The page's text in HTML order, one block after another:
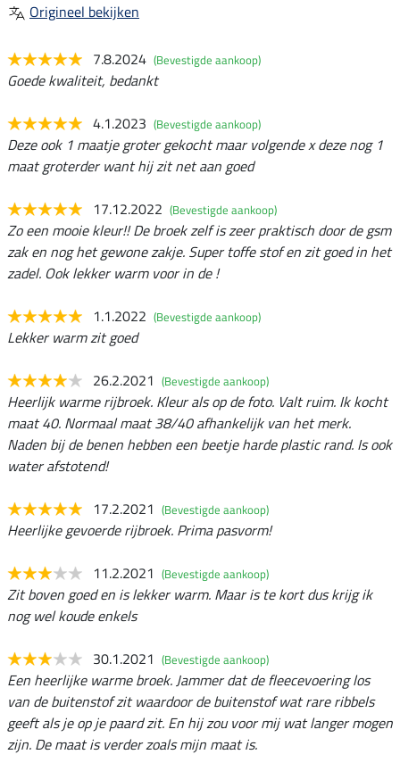
Origineel bekijken
7.8.2024 (Bevestigde aankoop)
Goede kwaliteit, bedankt
4.1.2023 (Bevestigde aankoop)
Deze ook 1 maatje groter gekocht maar volgende x deze nog 1
maat groterder want hij zit net aan goed
17.12.2022 (Bevestigde aankoop)
Zo een mooie kleur!! De broek zelf is zeer praktisch door de gsm
zak en nog het gewone zakje. Super toffe stof en zit goed in het
zadel. Ook lekker warm voor in de !
1.1.2022 (Bevestigde aankoop)
Lekker warm zit goed
26.2.2021 (Bevestigde aankoop)
Heerlijk warme rijbroek. Kleur als op de foto. Valt ruim. Ik kocht
maat 40. Normaal maat 38/40 afhankelijk van het merk.
Naden bij de benen hebben een beetje harde plastic rand. Is ook
water afstotend!
17.2.2021 (Bevestigde aankoop)
Heerlijke gevoerde rijbroek. Prima pasvorm!
11.2.2021 (Bevestigde aankoop)
Zit boven goed en is lekker warm. Maar is te kort dus krijg ik
nog wel koude enkels
30.1.2021 (Bevestigde aankoop)
Een heerlijke warme broek. Jammer dat de fleecevoering los
van de buitenstof zit waardoor de buitenstof wat rare ribbels
geeft als je op je paard zit. En hij zou voor mij wat langer mogen
zijn. De maat is verder zoals mijn maat is.